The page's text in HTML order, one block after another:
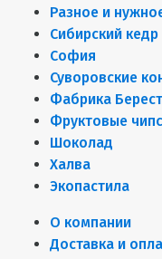
Разное и
Сибирский кедр
София
Суворовские
Фабрика
Фруктовые
Шоколад
Халва
Экопастила
О компании
Доставка и